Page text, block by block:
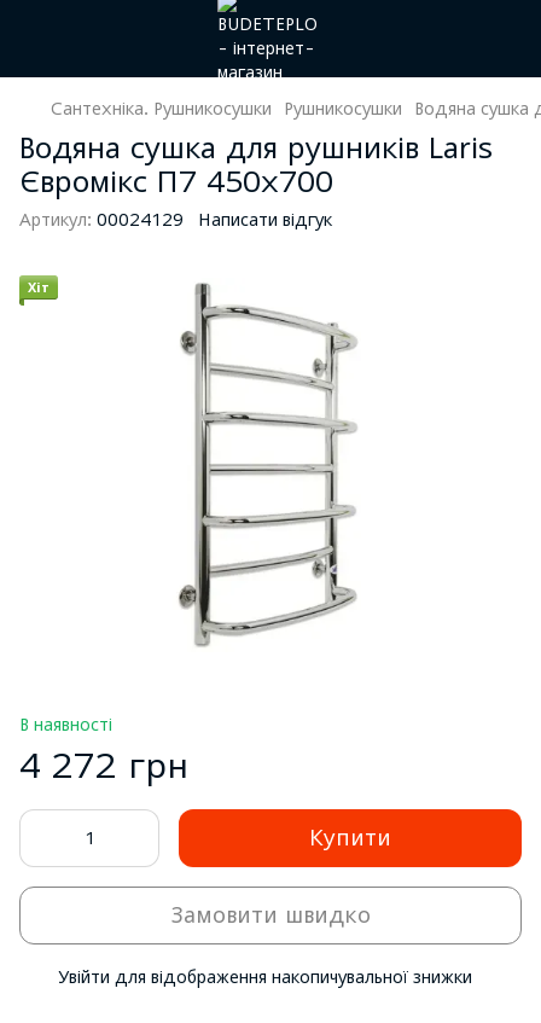
Сантехніка. Рушникосушки Рушникосушки Водяна сушка
Водяна сушка для рушників Laris
Євромікс П7 450х700
Артикул: 00024129 Написати відгук
Хіт
В наявності
4 272 грн
Купити
Замовити швидко
Увійти для відображення накопичувальної знижки